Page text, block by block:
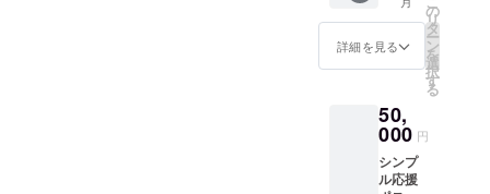
のレ
ポート
メール
詳細を見る
の
リ
タ
ー
ン
を
選
択
す
る
50,
000 円
シンプ
ル応援